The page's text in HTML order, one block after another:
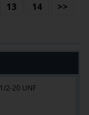
13 14 >>
2-20 UNF